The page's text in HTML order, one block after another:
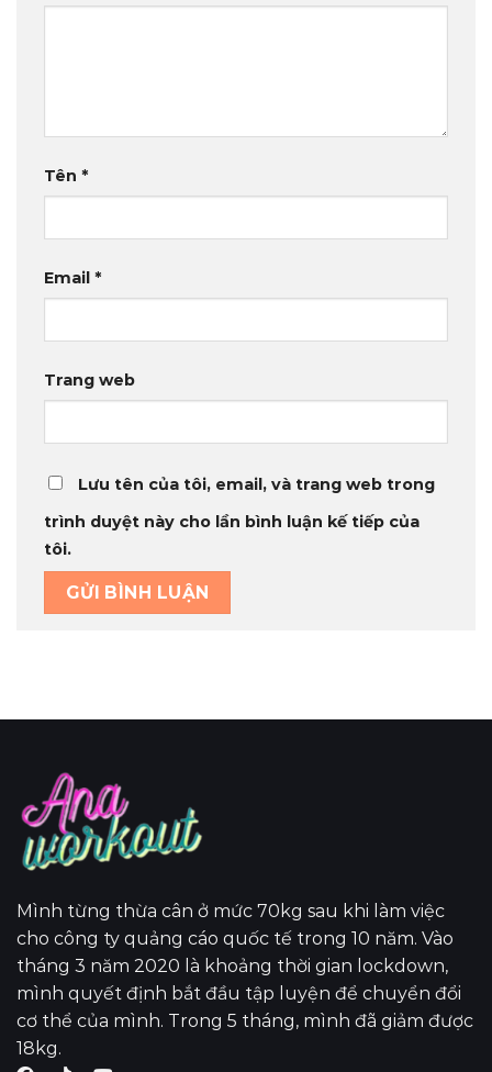
Tên *
Email *
Trang web
Lưu tên của tôi, email, và trang web trong
trình duyệt này cho lần bình luận kế tiếp của
tôi.
Mình từng thừa cân ở mức 70kg sau khi làm việc
cho công ty quảng cáo quốc tế trong 10 năm. Vào
tháng 3 năm 2020 là khoảng thời gian lockdown,
mình quyết định bắt đầu tập luyện để chuyển đổi
cơ thể của mình. Trong 5 tháng, mình đã giảm được
18kg.